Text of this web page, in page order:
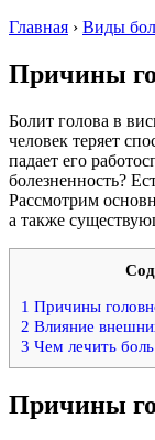
Главная › Виды
Причины
Болит голова в
человек теряет
падает его
болезненность?
Рассмотрим
а также
1 Причины
2 Влияние
3 Чем лечить боль
Причины